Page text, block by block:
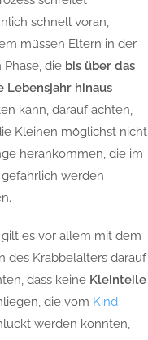
schnell voran,
müssen Eltern in der
Phase, die bis über das
Lebensjahr hinaus
kann, darauf achten,
Kleinen möglichst nicht
herankommen, die im
werden
gilt es vor allem mit dem
des Krabbelalters darauf
dass keine Kleinteile
die vom Kind
werden könnten,